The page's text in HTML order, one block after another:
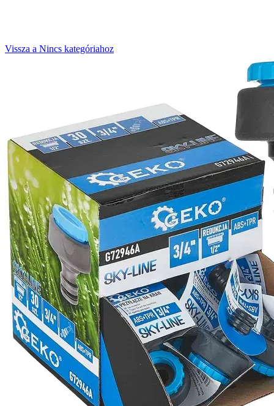
Vissza a Nincs kategóriahoz